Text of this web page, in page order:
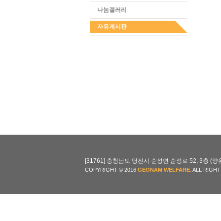
나눔갤러리
자유게시판
[31761] 충청남도 당진시 순성면 순성로 52, 3층 (
COPYRIGHT © 2016 GEONAM WELFARE.ALL